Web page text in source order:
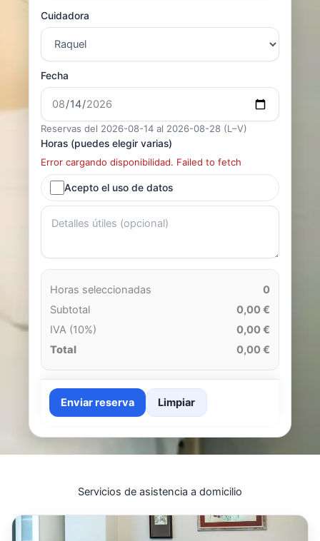
Cuidadora
Fecha
Reservas del 2026-08-14 al 2026-08-28 (L–V)
Horas (puedes elegir varias)
Error cargando disponibilidad. Failed to fetch
Acepto el uso de datos
Horas seleccionadas
0
Subtotal
0,00 €
IVA (10%)
0,00 €
Total
0,00 €
Enviar reserva Limpiar
Servicios de asistencia a domicilio